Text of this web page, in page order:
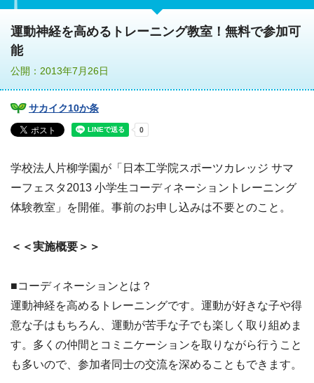
運動神経を高めるトレーニング教室！無料で参加可
能
公開：2013年7月26日
サカイク10か条
学校法人片柳学園が「日本工学院スポーツカレッジ サマ
ーフェスタ2013 小学生コーディネーショントレーニング
体験教室」を開催。事前のお申し込みは不要とのこと。
＜＜実施概要＞＞
■コーディネーションとは？
運動神経を高めるトレーニングです。運動が好きな子や得
意な子はもちろん、運動が苦手な子でも楽しく取り組めま
す。多くの仲間とコミニケーションを取りながら行うこと
も多いので、参加者同士の交流を深めることもできます。